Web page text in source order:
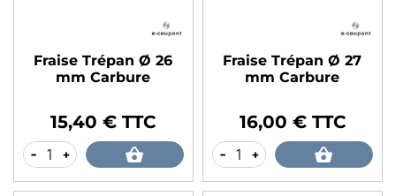
Fraise Trépan Ø 26
mm Carbure
15,40 € TTC
- +
Fraise Trépan Ø 27
mm Carbure
16,00 € TTC
- +